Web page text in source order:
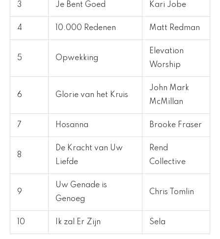
3 Je Bent Goed Kari Jobe
4 10.000 Redenen Matt Redman
5 Opwekking
Elevation
Worship
6 Glorie van het Kruis
John Mark
McMillan
7 Hosanna Brooke Fraser
8
De Kracht van Uw
Liefde
Rend
Collective
9
Uw Genade is
Genoeg
Chris Tomlin
10 Ik zal Er Zijn Sela